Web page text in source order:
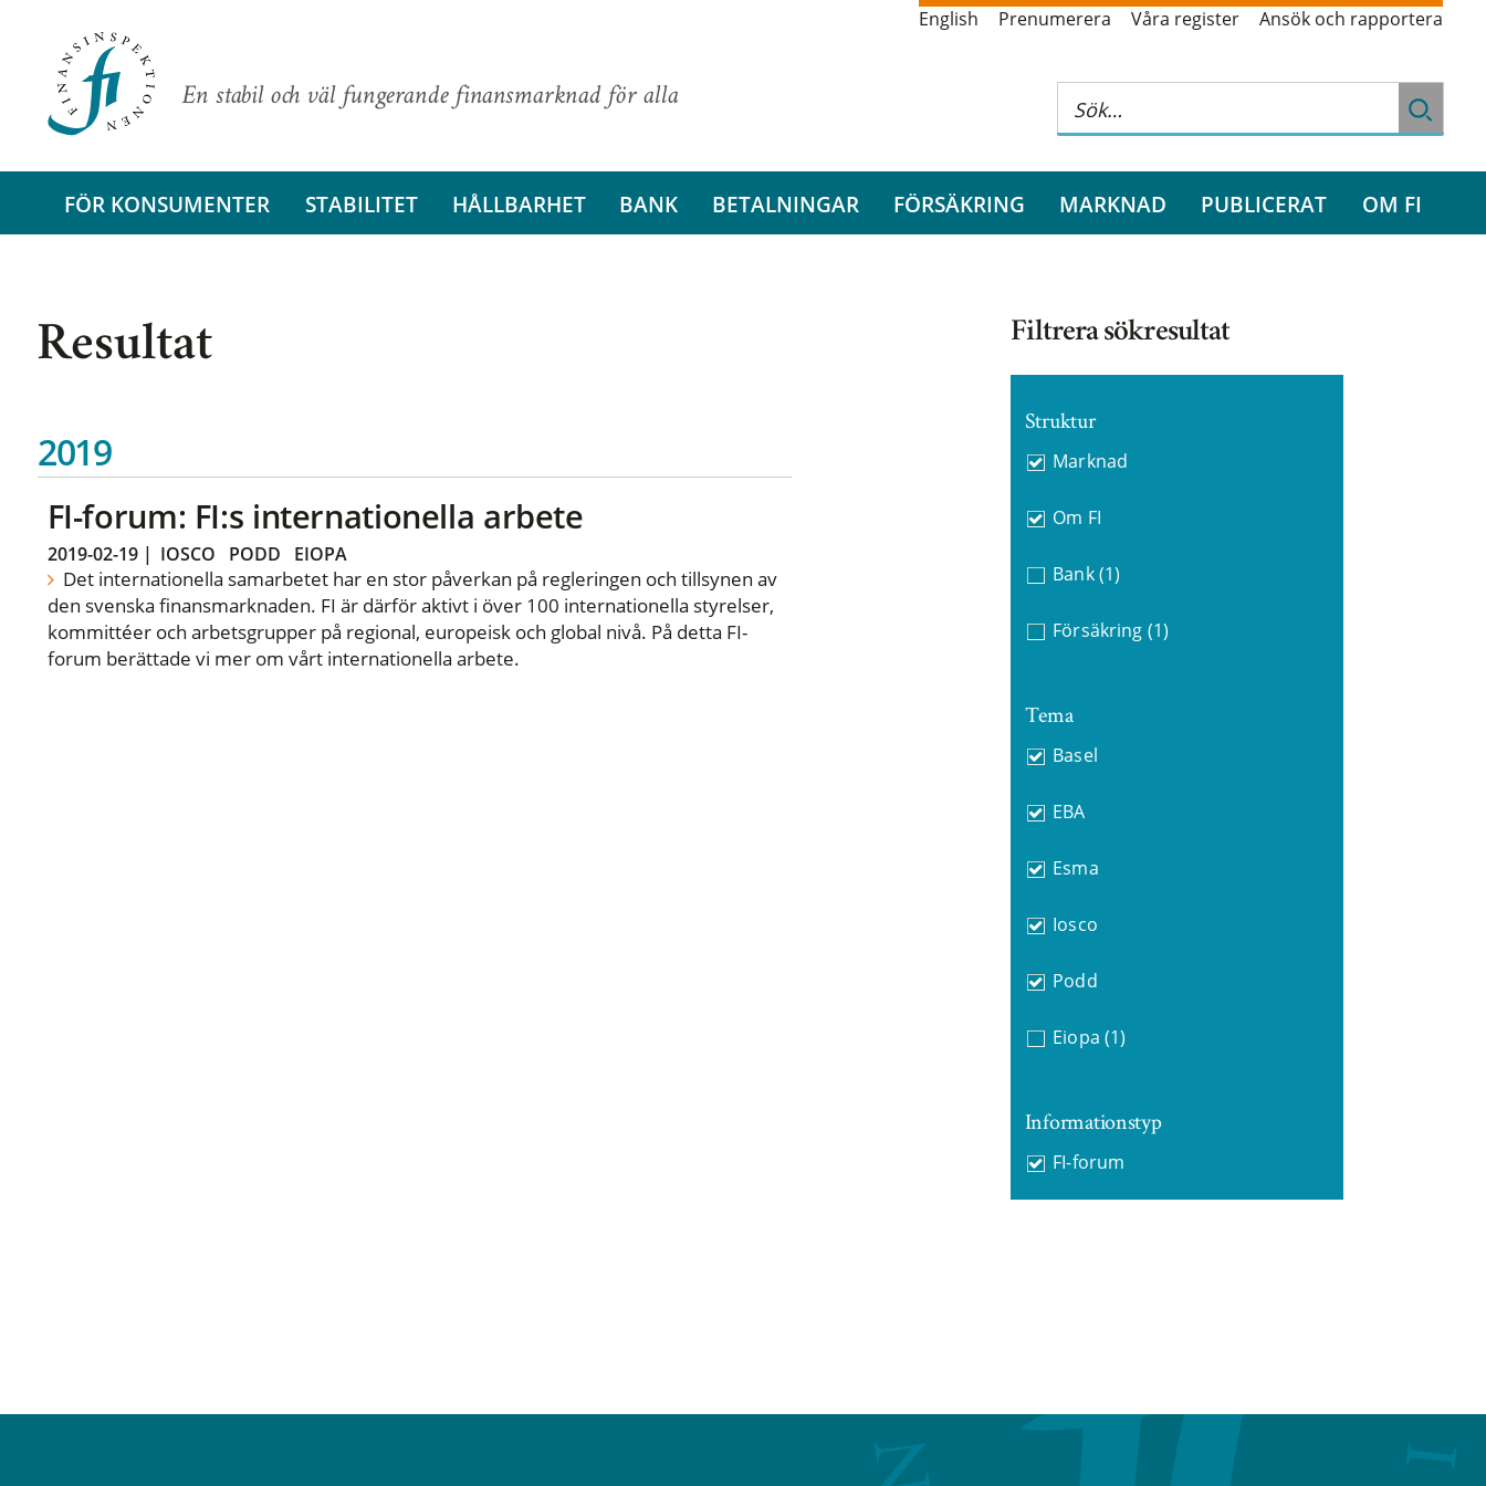
En stabil och väl fungerande finansmarknad för alla
English Prenumerera Våra register Ansök och rapportera
FÖR KONSUMENTER STABILITET HÅLLBARHET BANK BETALNINGAR FÖRSÄKRING MARKNAD PUBLICERAT OM FI
Resultat
2019
FI-forum: FI:s internationella arbete
2019-02-19| IOSCO PODD EIOPA
Det internationella samarbetet har en stor påverkan på regleringen och tillsynen av
den svenska finansmarknaden. FI är därför aktivt i över 100 internationella styrelser,
kommittéer och arbetsgrupper på regional, europeisk och global nivå. På detta FI-
forum berättade vi mer om vårt internationella arbete.
Filtrera sökresultat
Struktur
Marknad
Om FI
Bank (1)
Försäkring (1)
Tema
Basel
EBA
Esma
Iosco
Podd
Eiopa (1)
Informationstyp
FI-forum